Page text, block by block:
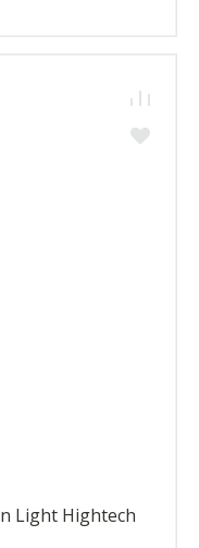
Light Hightech